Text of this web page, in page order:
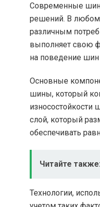
Современные
решений. В любом
различным
выполняет свою
на поведение шин
Основные
шины, который
износостойкости
слой, который
обеспечивать
Читайте также:
Технологии,